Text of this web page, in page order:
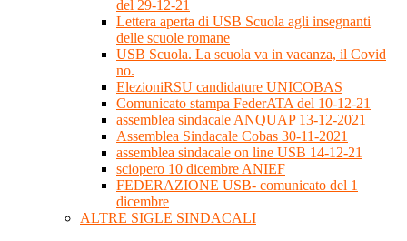
del 29-12-21
Lettera aperta di USB Scuola agli insegnanti
delle scuole romane
USB Scuola. La scuola va in vacanza, il Covid
no.
ElezioniRSU candidature UNICOBAS
Comunicato stampa FederATA del 10-12-21
assemblea sindacale ANQUAP 13-12-2021
Assemblea Sindacale Cobas 30-11-2021
assemblea sindacale on line USB 14-12-21
sciopero 10 dicembre ANIEF
FEDERAZIONE USB- comunicato del 1
dicembre
ALTRE SIGLE SINDACALI